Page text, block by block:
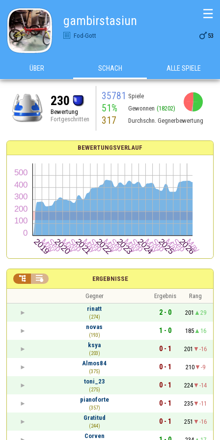
gambirstasiun
Fod-Gott  53
☰
ÜBER SCHACH ALLE SPIELE
230
Bewertung
Fortgeschritten
35781 Spiele
51% Gewonnen (18202)
317 Durchschn. Gegnerbewertung
BEWERTUNGSVERLAUF
ERGEBNISSE
 
Gegner Ergebnis
Rang
rinatt
(274)
2 - 0 201
29
novas
(193)
1 - 0 185
16
ksya
(203)
0 - 1 201
-16
Almos84
(375)
0 - 1 210
-9
toni_23
(275)
0 - 1 224
-14
pianoforte
(357)
0 - 1 235
-11
Gratitud
(244)
0 - 1 251
-16
Corven